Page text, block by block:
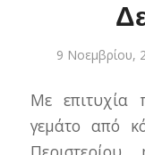
9 Νοεμβρίου,
Με επιτυχία
γεμάτο από